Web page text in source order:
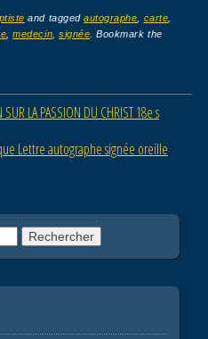
ta
g
and taggedautographe carte
,medecin ,signée . Bookmark the
SUR LA PASSION DU CHRIST 18e s
Lettre autographe signée oreille